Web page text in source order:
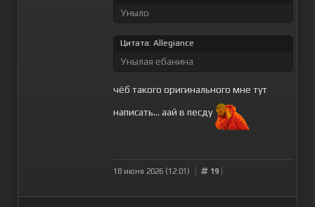
Уныло
Цитата: Allegiance
Унылая ебанина
чёб такого оригинального мне тут
написать... аай в песду
18 июня 2026 (12:01) 19